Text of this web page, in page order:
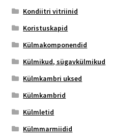
Kondiitri vitriinid
Koristuskapid
Külmakomponendid
Külmikud, sügavkülmikud
Külmkambri uksed
Külmkambrid
Külmletid
Külmmarmiidid